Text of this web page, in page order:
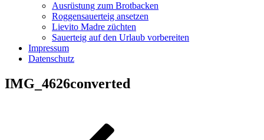
Ausrüstung zum Brotbacken
Roggensauerteig ansetzen
Lievito Madre züchten
Sauerteig auf den Urlaub vorbereiten
Impressum
Datenschutz
IMG_4626converted
Beitragsnavigation